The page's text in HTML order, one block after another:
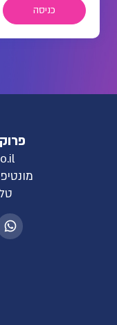
כניסה
מונטיפיורי 35 תל